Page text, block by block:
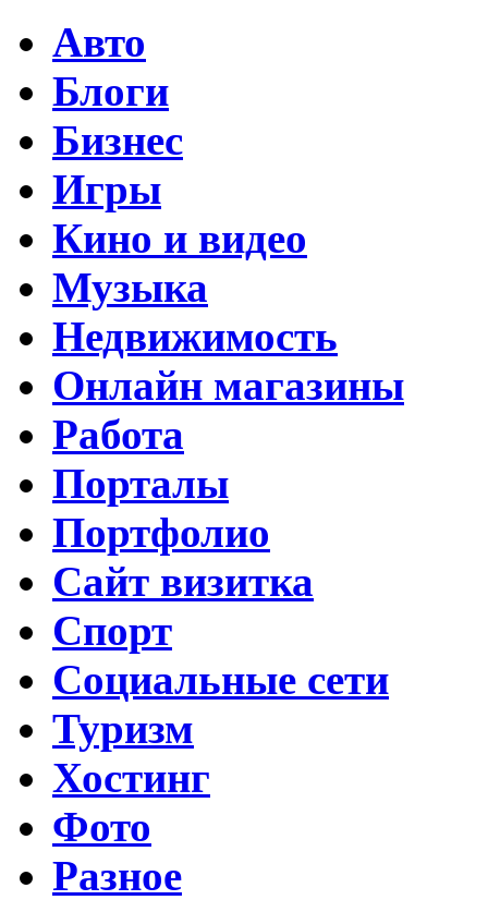
Авто
Блоги
Бизнес
Игры
Кино и видео
Музыка
Недвижимость
Онлайн магазины
Работа
Порталы
Портфолио
Сайт визитка
Спорт
Социальные сети
Туризм
Хостинг
Фото
Разное